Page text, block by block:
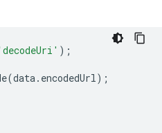
);
(data. encodedUrl);